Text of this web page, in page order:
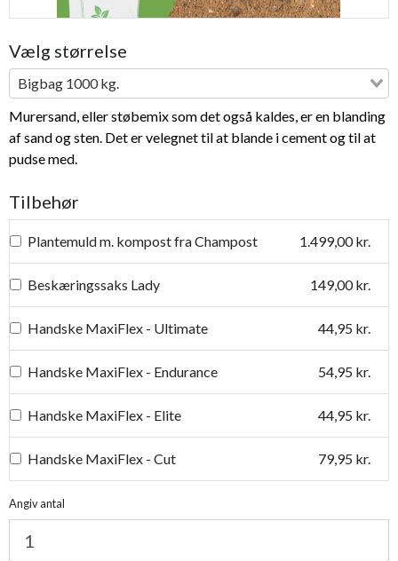
Vælg størrelse
Bigbag 1000 kg.
Murersand, eller støbemix som det også kaldes, er en blanding
af sand og sten. Det er velegnet til at blande i cement og til at
pudse med.
Tilbehør
Plantemuld m. kompost fra Champost 1.499,00 kr.
Beskæringssaks Lady 149,00 kr.
Handske MaxiFlex - Ultimate 44,95 kr.
Handske MaxiFlex - Endurance 54,95 kr.
Handske MaxiFlex - Elite 44,95 kr.
Handske MaxiFlex - Cut 79,95 kr.
Handske MaxiDry
Plantetorvets grønne vandingspose 75 liter
Angiv antal